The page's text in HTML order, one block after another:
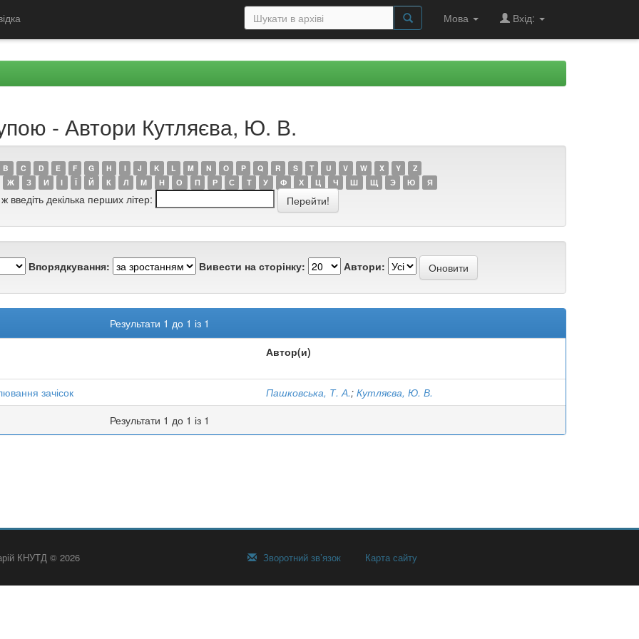
Мова Вхід:
- Автори Кутляєва, Ю. В.
B C D E F G H I J K L M N O P Q R S T U V W X Y
Z
Ж З И І Ї Й К Л М Н О П Р С Т У Ф Х Ц Ч Ш Щ Э Ю Я
введіть декілька перших літер:
Впорядкування: Вивести на сторінку: Автори:
Результати 1 до 1 із 1
Автор(и)
зачісок Пашковська, Т. А.; Кутляєва, Ю. В.
Результати 1 до 1 із 1
КНУТД © 2026 Зворотний зв’язок Карта сайту